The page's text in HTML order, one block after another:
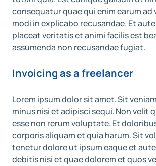
consequatur quae qui enim earum
modi in explicabo recusandae. Et
placeat veritatis et animi facilis est
assumenda non recusandae fugiat.
Invoicing as a freelancer
Lorem ipsum dolor sit amet. Sit
minus nisi et adipisci sequi. Non velit
esse non rerum voluptate. Et
corporis aliquam et quia harum. Sit
tenetur dolore ut ipsum eaque et
debitis nisi et quae dolorem et quos